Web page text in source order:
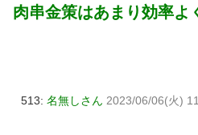
肉串金策はあまり効率よ
513: 名無しさん 2023/06/06(火)